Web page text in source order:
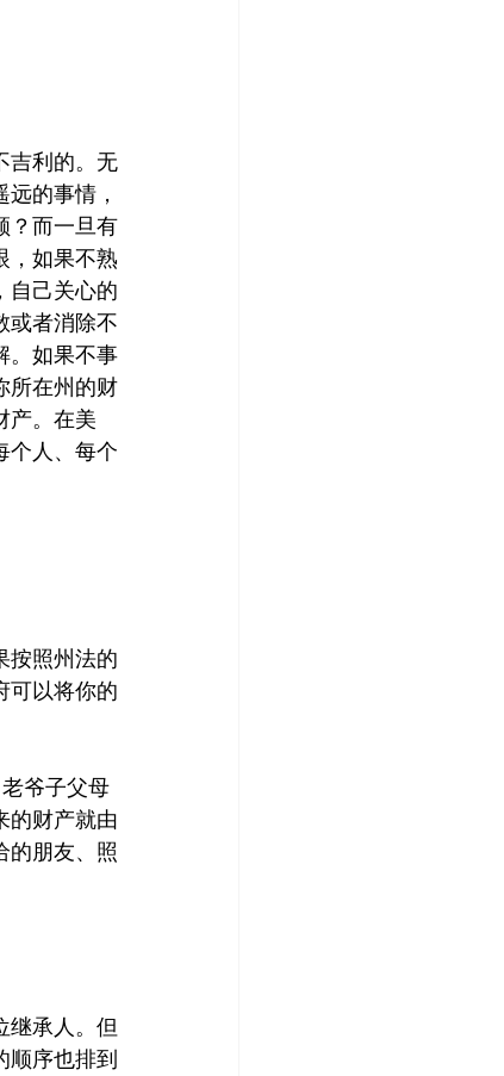
吉利的。无
的事情，
？而一旦有
，如果不熟
自己关心的
或者消除不
。如果不事
所在州的财
产。在美
个人、每个
按照州法的
可以将你的
爷子父母
的财产就由
的朋友、照
继承人。但
顺序也排到